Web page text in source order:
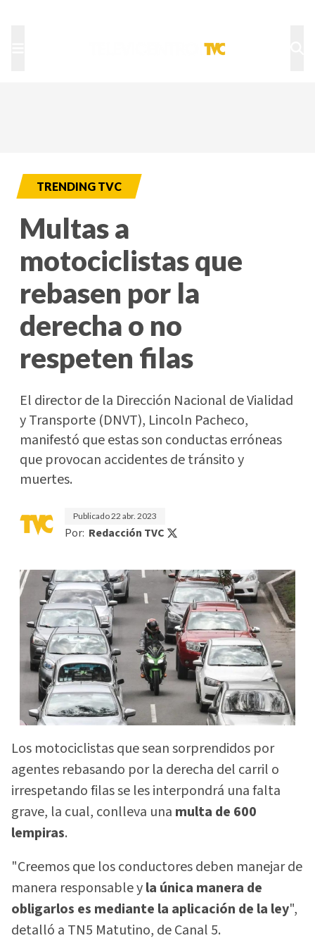
TRENDING TVC
Multas a
motociclistas que
rebasen por la
derecha o no
respeten filas
El director de la Dirección Nacional de Vialidad
y Transporte (DNVT), Lincoln Pacheco,
manifestó que estas son conductas erróneas
que provocan accidentes de tránsito y
muertes.
Publicado22 abr. 2023
Por: Redacción TVC
Los motociclistas que sean sorprendidos por
agentes rebasando por la derecha del carril o
irrespetando filas se les interpondrá una falta
grave, la cual, conlleva una multa de 600
lempiras.
"Creemos que los conductores deben manejar de
manera responsable yla única manera de
obligarlos es mediante la aplicación de la ley",
detalló a TN5 Matutino, de Canal 5.